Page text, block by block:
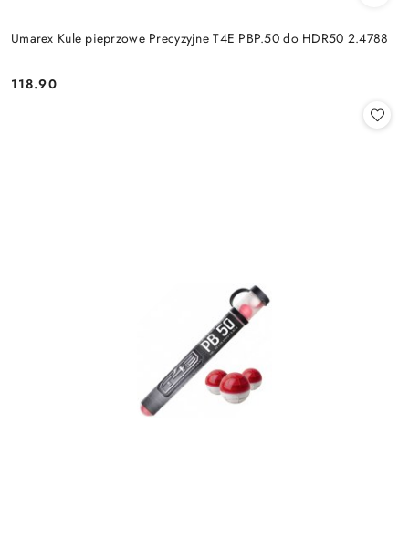
Umarex Kule pieprzowe Precyzyjne T4E PBP.50 do HDR50 2.4788
Cena:
118.90